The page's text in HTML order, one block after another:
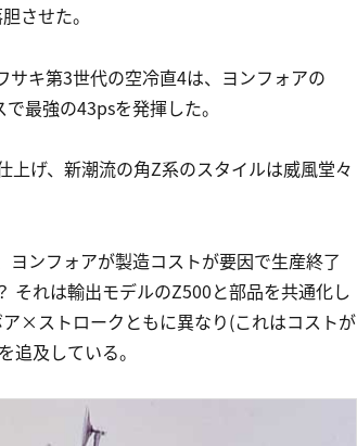
させた。
キ第3世代の空冷直4は、ヨンフォアの
最強の43psを発揮した。
げ、新潮流の角Z系のスタイルは威風堂々
ンフォアが製造コストが要因で生産終了
それは輸出モデルのZ500と部品を共通化し
×ストロークともに異なり(これはコストが
及している。